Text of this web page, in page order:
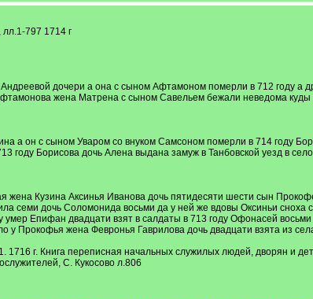
797 1714 г
дочери а она с сыном Афтамоном померли в 712 году а
жена Матрена с сыном Савельем бежали неведома куды
а он с сыном Уваром со внуком Самсоном померли в 714 году
году Борисова дочь Алена выдана замуж в Танбовской уезд в
жена Кузина Аксинья Иванова дочь пятидесяти шести сын
семи дочь Соломонида восьми да у ней же вдовы Оксиньи
умер Епифан двадцати взят в салдаты в 713 году Офонасей
у Прокофья жена Февронья Гаврилова дочь двадцати взята из
1716 г. Книга переписная начальных служилых людей, дворян и
С. Кукосово л.806